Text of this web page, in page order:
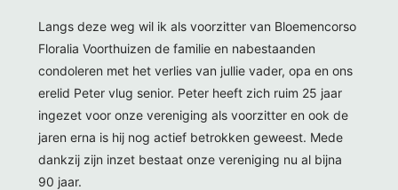
Langs deze weg wil ik als voorzitter van Bloemencorso
Floralia Voorthuizen de familie en nabestaanden
condoleren met het verlies van jullie vader, opa en ons
erelid Peter vlug senior. Peter heeft zich ruim 25 jaar
ingezet voor onze vereniging als voorzitter en ook de
jaren erna is hij nog actief betrokken geweest. Mede
dankzij zijn inzet bestaat onze vereniging nu al bijna
90 jaar.